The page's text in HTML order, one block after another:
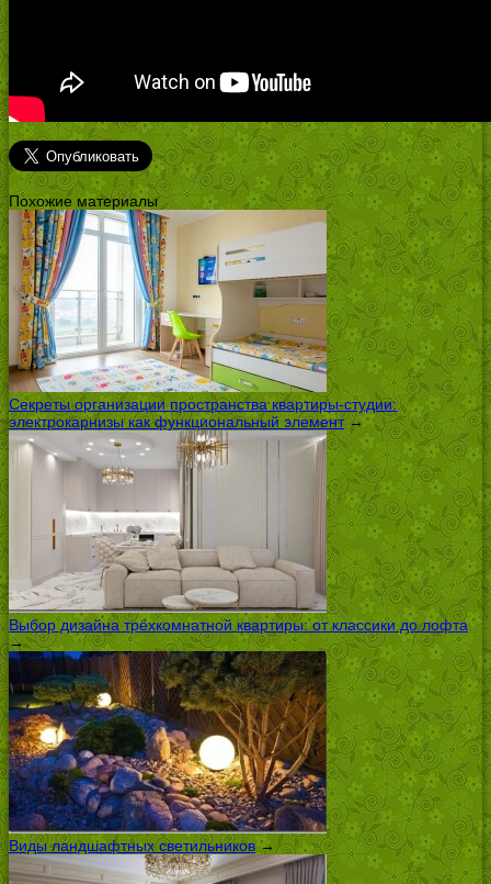
Похожие материалы
Секреты организации пространства квартиры-студии:
электрокарнизы как функциональный элемент→
Выбор дизайна трёхкомнатной квартиры: от классики до лофта
→
Виды ландшафтных светильников →